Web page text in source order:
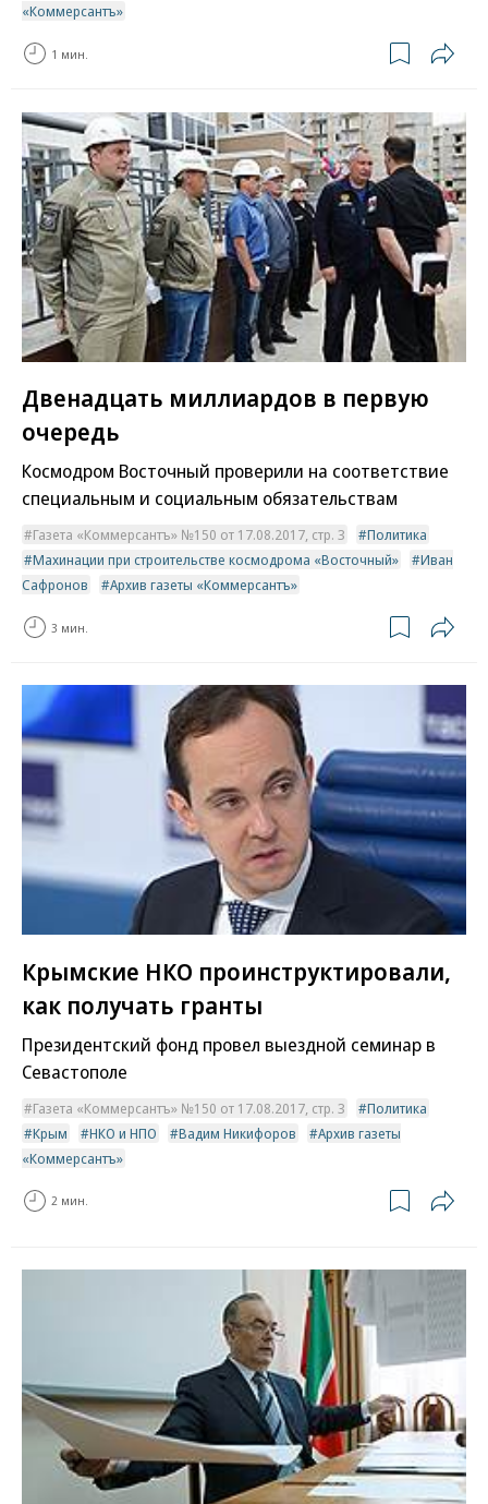
«Коммерсантъ»
1 мин.
Двенадцать миллиардов в первую
очередь
Космодром Восточный проверили на соответствие
специальным и социальным обязательствам
Газета «Коммерсантъ» №150 от 17.08.2017, стр. 3
Политика
Махинации при строительстве космодрома «Восточный»
Иван
Сафронов
Архив газеты «Коммерсантъ»
3 мин.
Крымские НКО проинструктировали,
как получать гранты
Президентский фонд провел выездной семинар в
Севастополе
Газета «Коммерсантъ» №150 от 17.08.2017, стр. 3
Политика
Крым
НКО и НПО Вадим Никифоров
Архив газеты
«Коммерсантъ»
2 мин.